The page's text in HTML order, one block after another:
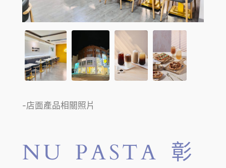
-店面產品相關照片
NU PASTA 彰